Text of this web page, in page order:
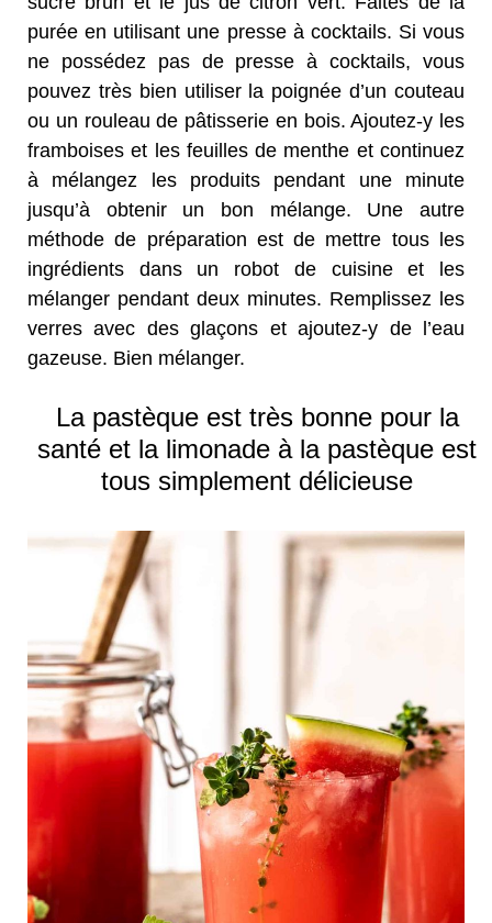
purée en utilisant une presse à cocktails. Si vous
ne possédez pas de presse à cocktails, vous
pouvez très bien utiliser la poignée d’un couteau
ou un rouleau de pâtisserie en bois. Ajoutez-y les
framboises et les feuilles de menthe et continuez
à mélangez les produits pendant une minute
jusqu’à obtenir un bon mélange. Une autre
méthode de préparation est de mettre tous les
ingrédients dans un robot de cuisine et les
mélanger pendant deux minutes. Remplissez les
verres avec des glaçons et ajoutez-y de l’eau
gazeuse. Bien mélanger.
La pastèque est très bonne pour la
santé et la limonade à la pastèque est
tous simplement délicieuse